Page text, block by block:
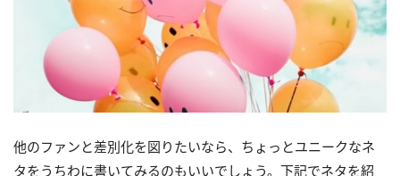
他のファンと差別化を図りたいなら、ちょっとユニークなネ
タをうちわに書いてみるのもいいでしょう。下記でネタを紹